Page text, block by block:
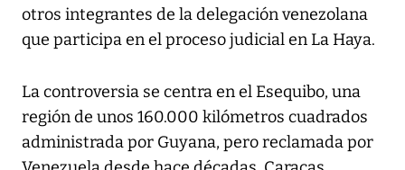
otros integrantes de la delegación venezolana
que participa en el proceso judicial en La Haya.
La controversia se centra en el Esequibo, una
región de unos 160.000 kilómetros cuadrados
administrada por Guyana, pero reclamada por